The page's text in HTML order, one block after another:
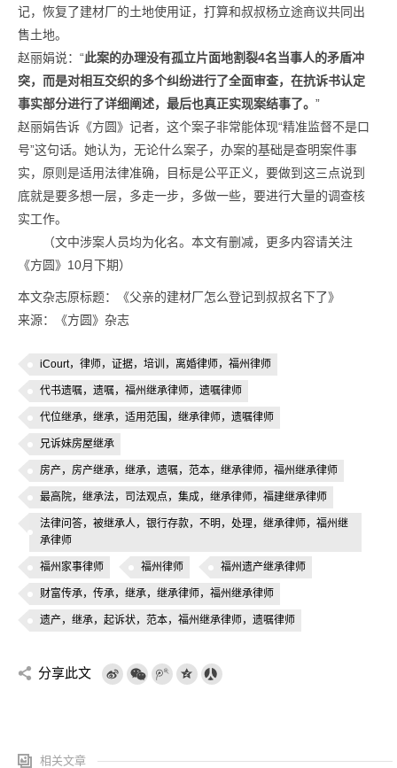
记，恢复了建材厂的土地使用证，打算和叔叔杨立途商议共同出
售土地。
赵丽娟说：“此案的办理没有孤立片面地割裂4名当事人的矛盾冲
突，而是对相互交织的多个纠纷进行了全面审查，在抗诉书认定
事实部分进行了详细阐述，最后也真正实现案结事了。 ”
赵丽娟告诉《方圆》记者，这个案子非常能体现“精准监督不是口
号”这句话。她认为，无论什么案子，办案的基础是查明案件事
实，原则是适用法律准确，目标是公平正义，要做到这三点说到
底就是要多想一层，多走一步，多做一些，要进行大量的调查核
实工作。
（文中涉案人员均为化名。本文有删减，更多内容请关注
《方圆》10月下期）
本文杂志原标题：《父亲的建材厂怎么登记到叔叔名下了》
来源：《方圆》杂志
iCourt，律师，证据，培训，离婚律师，福州律师
代书遗嘱，遗嘱，福州继承律师，遗嘱律师
代位继承，继承，适用范围，继承律师，遗嘱律师
兄诉妹房屋继承
房产，房产继承，继承，遗嘱，范本，继承律师，福州继承律师
最高院，继承法，司法观点，集成，继承律师，福建继承律师
法律问答，被继承人，银行存款，不明，处理，继承律师，福州继
承律师
福州家事律师 福州律师 福州遗产继承律师
财富传承，传承，继承，继承律师，福州继承律师
遗产，继承，起诉状，范本，福州继承律师，遗嘱律师
分享此文
相关文章